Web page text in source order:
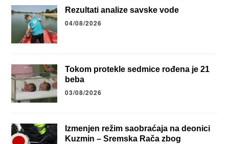
Rezultati analize savske vode
04/08/2026
Tokom protekle sedmice rođena je 21
beba
03/08/2026
Izmenjen režim saobraćaja na deonici
Kuzmin – Sremska Rača zbog